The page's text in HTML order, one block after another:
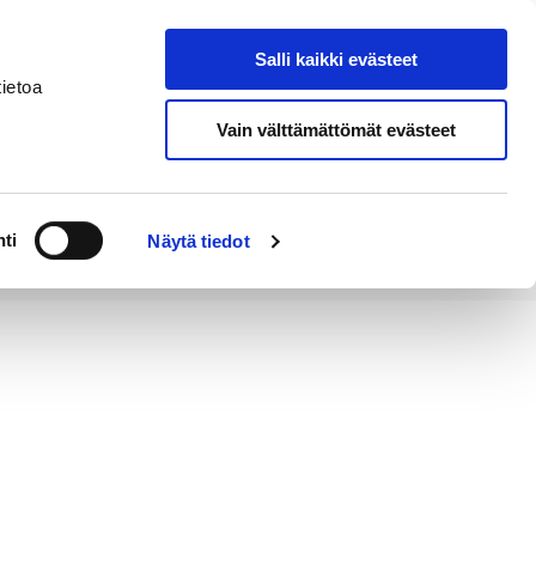
Näytä tiedot
Salli kaikki evästeet
Vain välttämättömät evästeet
Hae sivustolta